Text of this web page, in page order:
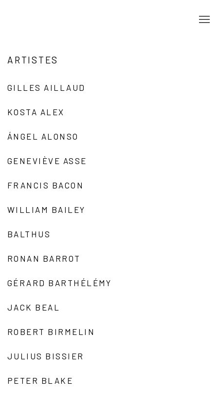
ARTISTES
GILLES AILLAUD
KOSTA ALEX
ÁNGEL ALONSO
GENEVIÈVE ASSE
FRANCIS BACON
WILLIAM BAILEY
BALTHUS
RONAN BARROT
GÉRARD BARTHÉLÉMY
JACK BEAL
ROBERT BIRMELIN
JULIUS BISSIER
PETER BLAKE